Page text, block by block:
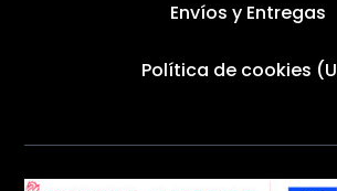
Envíos y Entregas
Política de cookies